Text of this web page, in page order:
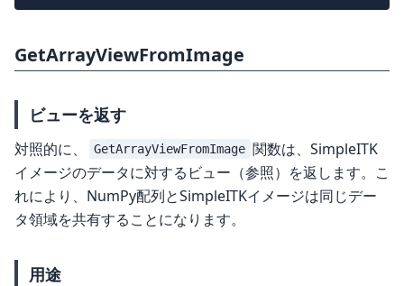
GetArrayViewFromImage
ビューを返す
対照的に、 GetArrayViewFromImage 関数は、SimpleITK
イメージのデータに対するビュー（参照）を返します。こ
れにより、NumPy配列とSimpleITKイメージは同じデー
タ領域を共有することになります。
用途